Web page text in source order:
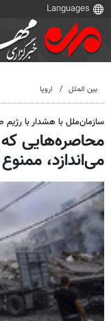
بین الملل اروپا
سازمان‌‎ملل با هشدار با رژیم صهیونیستی:
محاصره‌هایی
می‌اندازد،